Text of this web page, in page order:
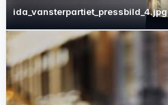
ida_vansterpartiet_pressbild_4.jpg